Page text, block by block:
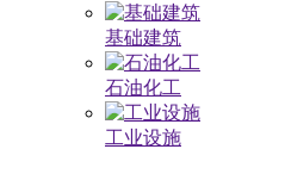
基础建筑
石油化工
工业设施